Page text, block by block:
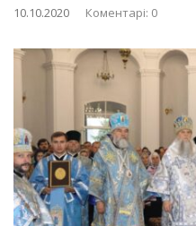
10.10.2020 Коментарі: 0